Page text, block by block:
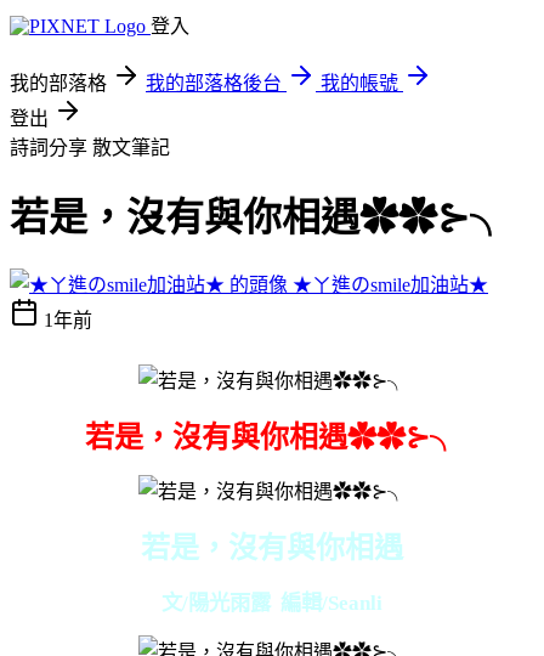
登入
我的部落格 我的部落格後台
我的帳號
登出
詩詞分享 散文筆記
若是，沒有與你相遇✿✿⊱╮
★ㄚ進のsmile加油站★
1年前
若是，沒有與你相遇✿✿⊱╮
若是，沒有與你相遇
文/陽光雨露 編輯/Seanli